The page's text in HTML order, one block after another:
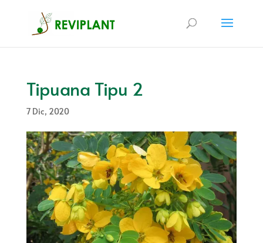
Tipuana Tipu 2
7 Dic, 2020